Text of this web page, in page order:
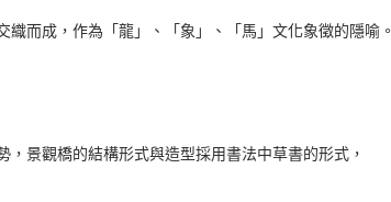
而成，作為「龍」、「象」、「馬」文化象徵的隱喻。
景觀橋的結構形式與造型採用書法中草書的形式，